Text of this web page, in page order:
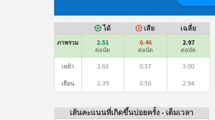
ได้ เสีย เฉลี่ย
ภาพรวม 2.51
ต่อนัด
0.46
ต่อนัด
2.97
ต่อนัด
เหย้า 2.63 0.37 3.00
เยือน 2.39 0.56 2.94
เส้นคะแนนที่เกิดขึ้นบ่อยครั้ง - เต็มเวลา